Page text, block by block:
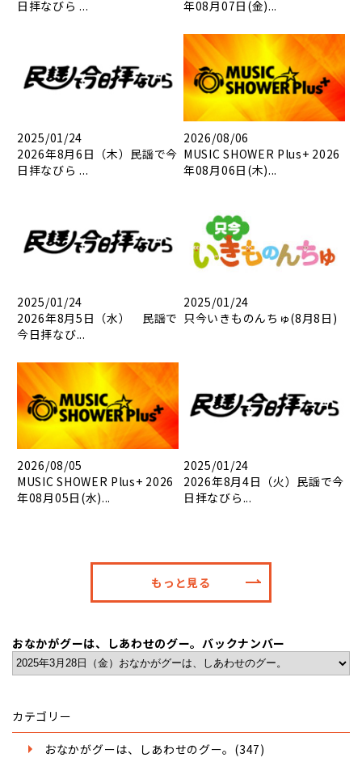
日拝なびら ... 年08月07日(金)...
2025/01/24
2026年8月6日（木）民謡で今
日拝なびら ...
2026/08/06
MUSIC SHOWER Plus+ 2026
年08月06日(木)...
2025/01/24
2026年8月5日（水） 民謡で
今日拝なび...
2025/01/24
只今いきものんちゅ(8月8日)
2026/08/05
MUSIC SHOWER Plus+ 2026
年08月05日(水)...
2025/01/24
2026年8月4日（火）民謡で今
日拝なびら...
もっと見る
おなかがグーは、しあわせのグー。バックナンバー
カテゴリー
おなかがグーは、しあわせのグー。(347)